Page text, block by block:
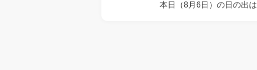
本日（8月6日）の日の出は